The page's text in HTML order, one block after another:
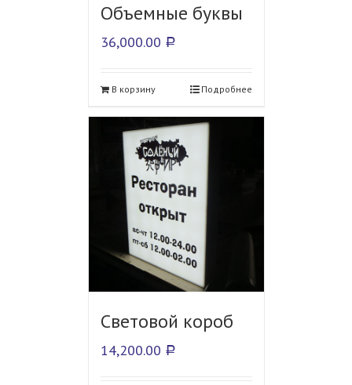
Объемные буквы
36,000.00 Р
В корзину Подробнее
Световой короб
14,200.00 Р